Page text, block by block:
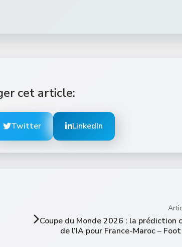
cet article:
Twitter LinkedIn
Coupe du Monde 2026 : la prédiction
de l’IA pour France-Maroc –